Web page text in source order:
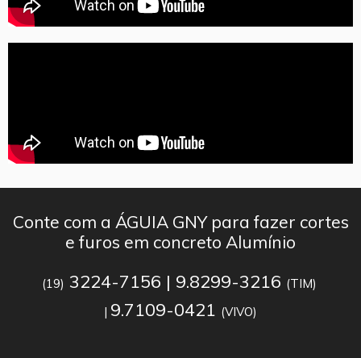
Conte com a ÁGUIA GNY para fazer cortes
e furos em concreto Alumínio
(19) 3224-7156 | 9.8299-3216 (TIM)
| 9.7109-0421 (VIVO)